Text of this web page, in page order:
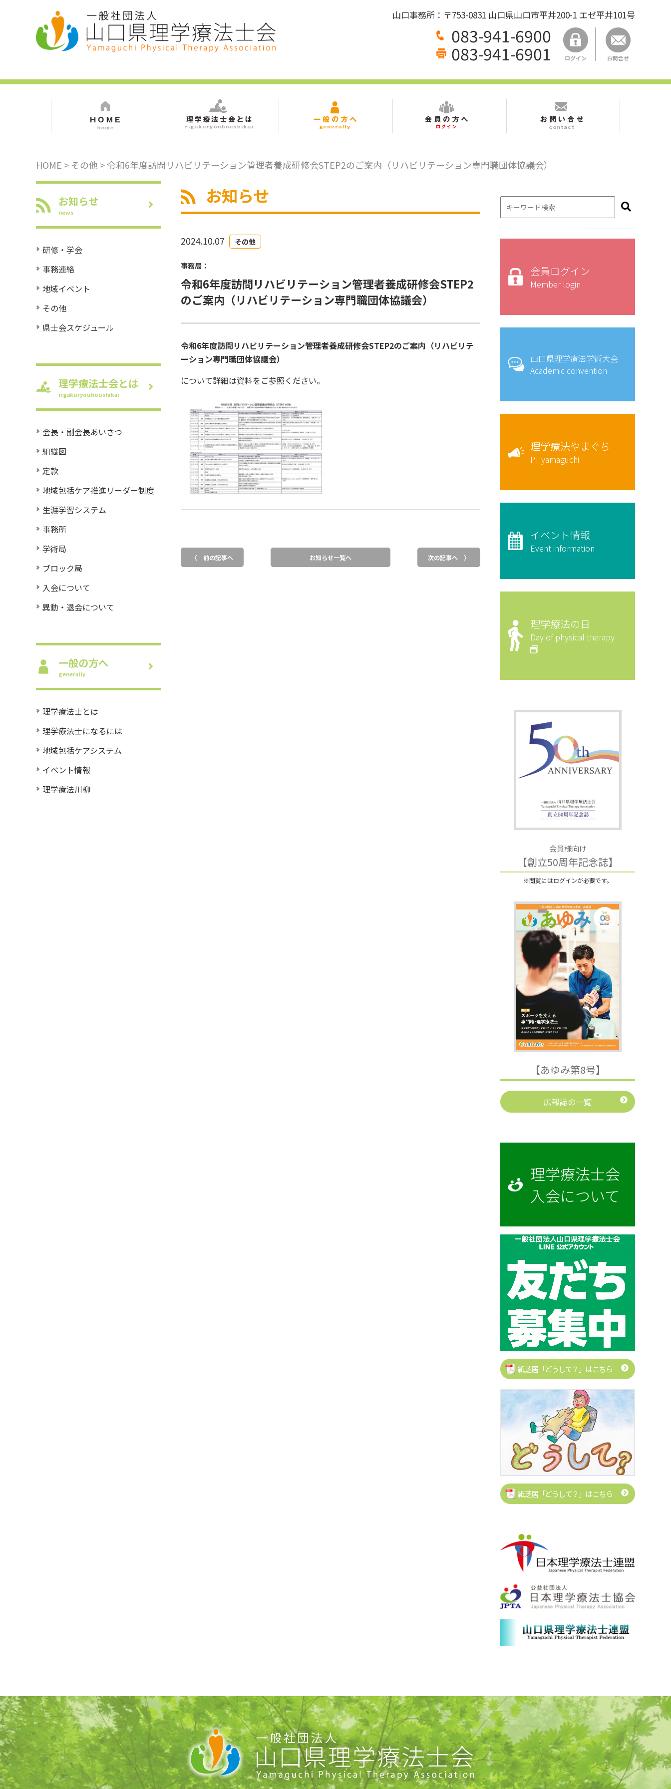
山口事務所：〒753-0831 山口県山口市平井200-1 エゼ平井101号
083-941-6900
083-941-6901 ログイン お問合せ
HOME > その他 > 令和6年度訪問リハビリテーション管理者養成研修会STEP2のご案内（リハビリテーション専門職団体協議会）
お知らせ
news
研修・学会
事務連絡
地域イベント
その他
県士会スケジュール
理学療法士会とは
rigakuryouhoushikai
会長・副会長あいさつ
組織図
定款
地域包括ケア推進リーダー制度
生涯学習システム
事務所
学術局
ブロック局
入会について
異動・退会について
一般の方へ
generally
理学療法士とは
理学療法士になるには
地域包括ケアシステム
イベント情報
理学療法川柳
お知らせ
2024.10.07 その他
事務局：
令和6年度訪問リハビリテーション管理者養成研修会STEP2
のご案内（リハビリテーション専門職団体協議会）
令和6年度訪問リハビリテーション管理者養成研修会STEP2のご案内（リハビリテ
ーション専門職団体協議会）
について詳細は資料をご参照ください。
〈 前の記事へ お知らせ一覧へ 次の記事へ 〉
会員ログイン
Member login
山口県理学療法学術大会
Academic convention
理学療法やまぐち
PT yamaguchi
イベント情報
Event information
理学療法の日
Day of physical therapy
会員様向け
【創立50周年記念誌】
※閲覧にはログインが必要です。
【あゆみ第8号】
広報誌の一覧
理学療法士会
入会について
紙芝居「どうして？」はこちら
紙芝居「どうして？」はこちら